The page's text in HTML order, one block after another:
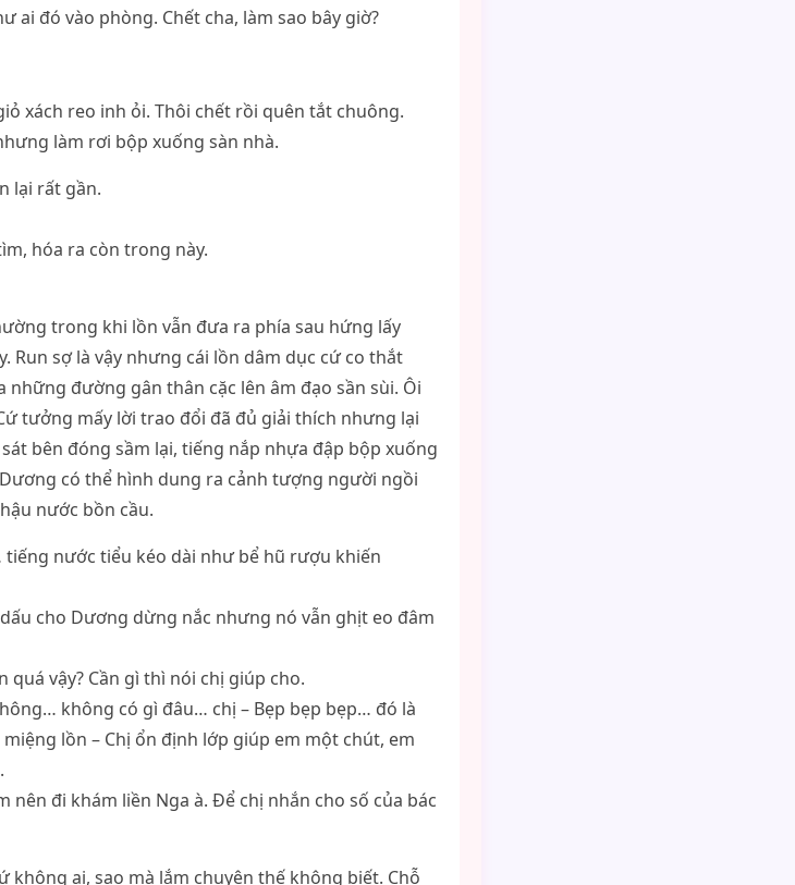
ai đó vào phòng. Chết cha, làm sao bây giờ?
xách reo inh ỏi. Thôi chết rồi quên tắt chuông.
làm rơi bộp xuống sàn nhà.
lại rất gần.
hóa ra còn trong này.
trong khi lồn vẫn đưa ra phía sau hứng lấy
Run sợ là vậy nhưng cái lồn dâm dục cứ co thắt
đường gân thân cặc lên âm đạo sần sùi. Ôi
tưởng mấy lời trao đổi đã đủ giải thích nhưng lại
bên đóng sầm lại, tiếng nắp nhựa đập bộp xuống
có thể hình dung ra cảnh tượng người ngồi
nước bồn cầu.
tiếng nước tiểu kéo dài như bể hũ rượu khiến
cho Dương dừng nắc nhưng nó vẫn ghịt eo đâm
vậy? Cần gì thì nói chị giúp cho.
không có gì đâu… chị – Bẹp bẹp bẹp… đó là
lồn – Chị ổn định lớp giúp em một chút, em
nên đi khám liền Nga à. Để chị nhắn cho số của bác
không ai, sao mà lắm chuyện thế không biết. Chỗ